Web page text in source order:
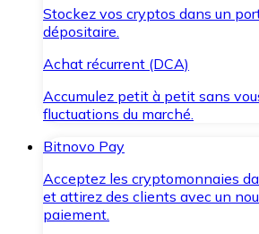
Stockez vos cryptos dans un
dépositaire.
Achat récurrent (DCA)
Accumulez petit à petit sans
fluctuations du marché.
Bitnovo Pay
Acceptez les cryptomonnaies
et attirez des clients avec un
paiement.